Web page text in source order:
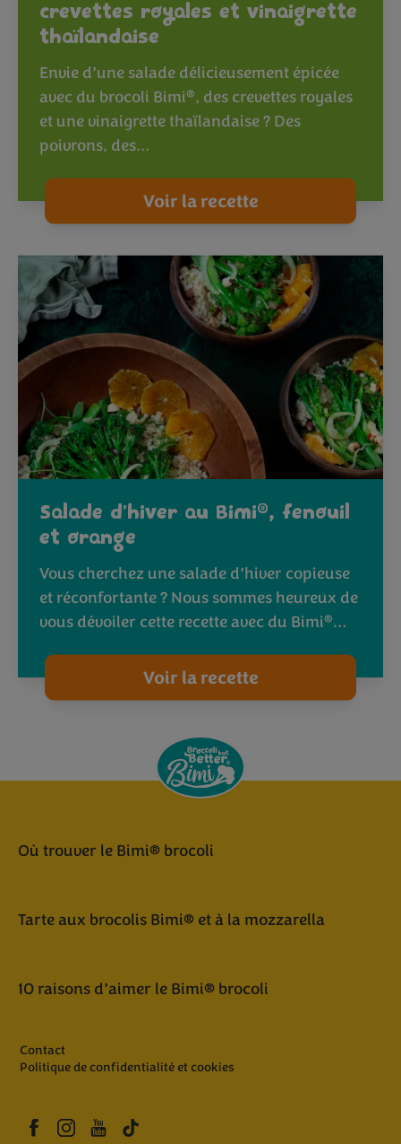
crevettes royales et vinaigrette
thaïlandaise
Envie d’une salade délicieusement épicée
avec du brocoli Bimi®, des crevettes royales
et une vinaigrette thaïlandaise ? Des
poivrons, des…
Voir la recette
Salade d’hiver au Bimi®, fenouil
et orange
Vous cherchez une salade d’hiver copieuse
et réconfortante ? Nous sommes heureux de
vous dévoiler cette recette avec du Bimi®…
Voir la recette
Où trouver le Bimi® brocoli
Tarte aux brocolis Bimi® et à la mozzarella
10 raisons d’aimer le Bimi® brocoli
Contact
Politique de confidentialité et cookies